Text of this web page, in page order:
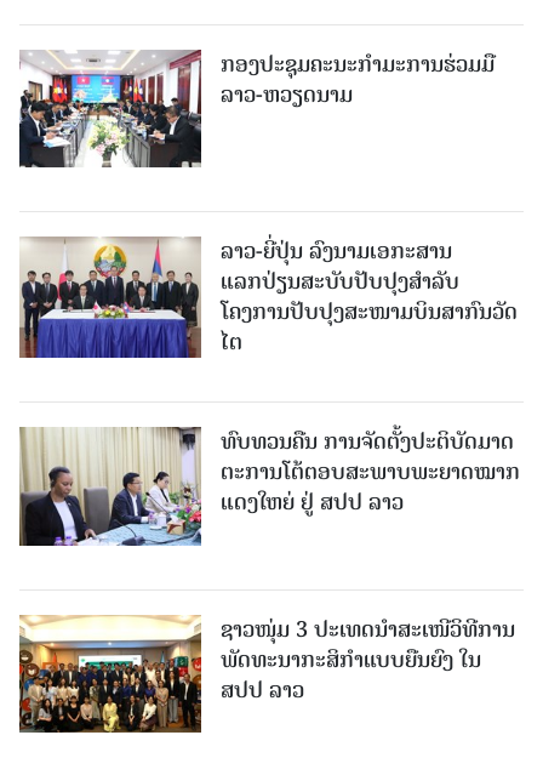
ກອງປະຊຸມຄະນະກຳມະການຮ່ວມມື
ລາວ-ຫວຽດນາມ
ລາວ-ຍີ່ປຸ່ນ ລົງນາມເອກະສານ
ແລກປ່ຽນສະບັບປັບປຸງສໍາລັບ
ໂຄງການປັບປຸງສະໜາມບິນສາກົນວັດ
ໄຕ
ທົບທວນຄືນ ການຈັດຕັ້ງປະຕິບັດມາດ
ຕະການໂຕ້ຕອບສະພາບພະຍາດໝາກ
ແດງໃຫຍ່ ຢູ່ ສປປ ລາວ
ຊາວໜຸ່ມ 3 ປະເທດນຳສະເໜີວິທີການ
ພັດທະນາກະສິກຳແບບຍືນຍົງ ໃນ
ສປປ ລາວ